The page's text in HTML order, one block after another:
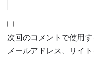
次回のコメントで使用
メールアドレス、サイト